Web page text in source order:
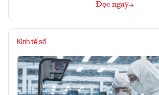
Đọc ngay
Kinh tế số